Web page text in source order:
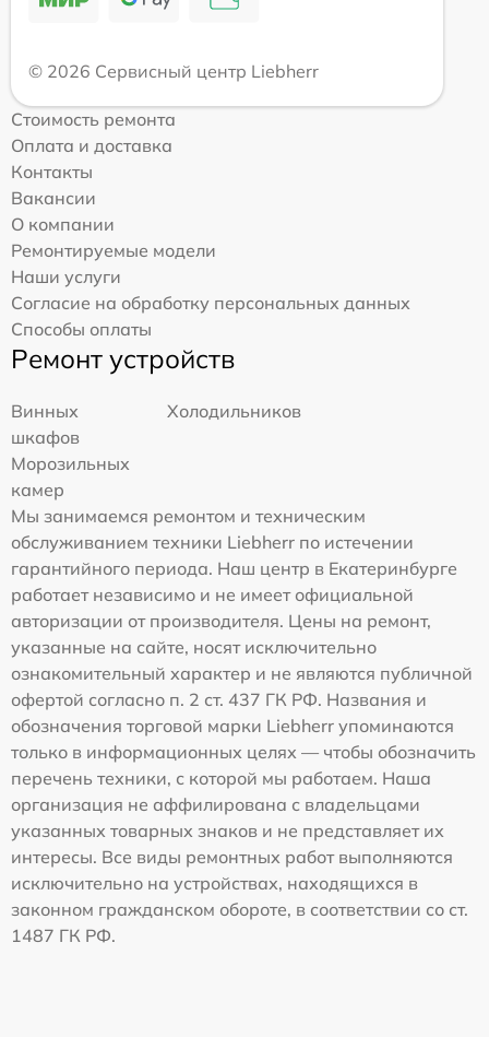
© 2026 Сервисный центр Liebherr
Стоимость ремонта
Оплата и доставка
Контакты
Вакансии
О компании
Ремонтируемые модели
Наши услуги
Согласие на обработку персональных данных
Способы оплаты
Ремонт устройств
Винных
шкафов
Холодильников
Морозильных
камер
Мы занимаемся ремонтом и техническим
обслуживанием техники Liebherr по истечении
гарантийного периода. Наш центр в Екатеринбурге
работает независимо и не имеет официальной
авторизации от производителя. Цены на ремонт,
указанные на сайте, носят исключительно
ознакомительный характер и не являются публичной
офертой согласно п. 2 ст. 437 ГК РФ. Названия и
обозначения торговой марки Liebherr упоминаются
только в информационных целях — чтобы обозначить
перечень техники, с которой мы работаем. Наша
организация не аффилирована с владельцами
указанных товарных знаков и не представляет их
интересы. Все виды ремонтных работ выполняются
исключительно на устройствах, находящихся в
законном гражданском обороте, в соответствии со ст.
1487 ГК РФ.